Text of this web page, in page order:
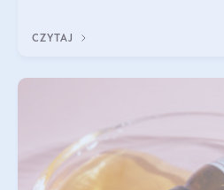
wysokiej jakości suplem
CZYTAJ